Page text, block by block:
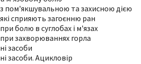
пом'якшувальною та захисною дією
сприяють загоєнню ран
болю в суглобах і м'язах
захворюваннях горла
засоби
засоби. Ацикловір